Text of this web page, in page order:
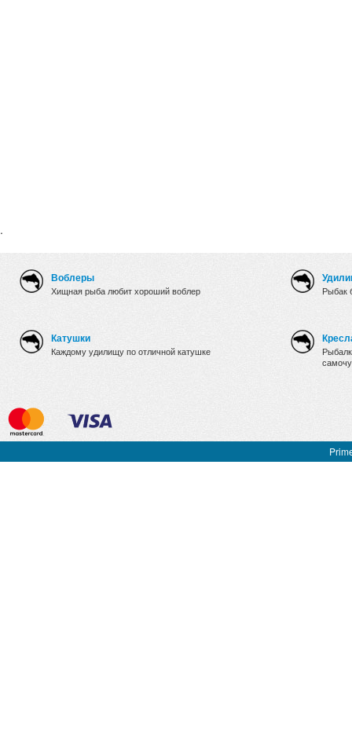
.
Воблеры
Хищная рыба любит хороший воблер
Катушки
Каждому удилищу по отличной катушке
Рыбак